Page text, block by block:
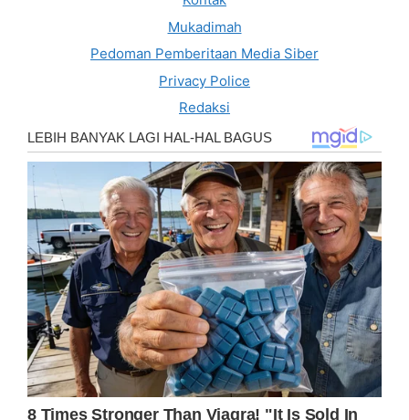
Mukadimah
Pedoman Pemberitaan Media Siber
Privacy Police
Redaksi